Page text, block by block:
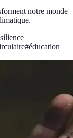
notre monde
#éducation